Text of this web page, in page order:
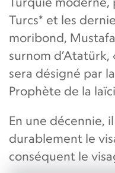
Turcs* et les
moribond,
surnom d’Atatürk,
sera désigné par
Prophète de la
En une décennie,
durablement le
conséquent le